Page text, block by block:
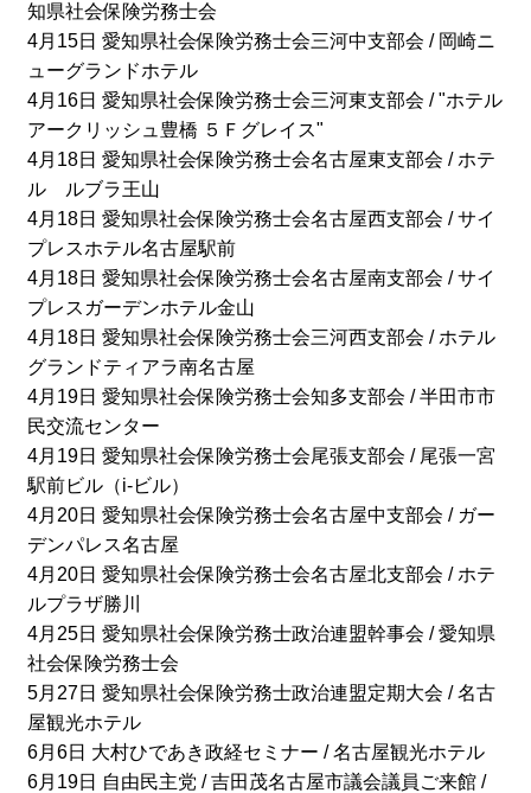
知県社会保険労務士会
4月15日 愛知県社会保険労務士会三河中支部会 / 岡崎ニ
ューグランドホテル
4月16日 愛知県社会保険労務士会三河東支部会 / "ホテル
アークリッシュ豊橋 ５Ｆグレイス"
4月18日 愛知県社会保険労務士会名古屋東支部会 / ホテ
ル ルブラ王山
4月18日 愛知県社会保険労務士会名古屋西支部会 / サイ
プレスホテル名古屋駅前
4月18日 愛知県社会保険労務士会名古屋南支部会 / サイ
プレスガーデンホテル金山
4月18日 愛知県社会保険労務士会三河西支部会 / ホテル
グランドティアラ南名古屋
4月19日 愛知県社会保険労務士会知多支部会 / 半田市市
民交流センター
4月19日 愛知県社会保険労務士会尾張支部会 / 尾張一宮
駅前ビル（i-ビル）
4月20日 愛知県社会保険労務士会名古屋中支部会 / ガー
デンパレス名古屋
4月20日 愛知県社会保険労務士会名古屋北支部会 / ホテ
ルプラザ勝川
4月25日 愛知県社会保険労務士政治連盟幹事会 / 愛知県
社会保険労務士会
5月27日 愛知県社会保険労務士政治連盟定期大会 / 名古
屋観光ホテル
6月6日 大村ひであき政経セミナー / 名古屋観光ホテル
6月19日 自由民主党 / 吉田茂名古屋市議会議員ご来館 /